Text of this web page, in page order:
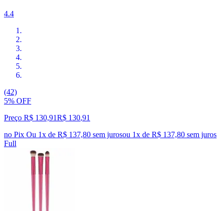
4.4
(42)
5% OFF
Preço R$ 130,91R$ 130,91
no Pix Ou 1x de R$ 137,80 sem jurosou 1x de R$ 137,80 sem juros
Full